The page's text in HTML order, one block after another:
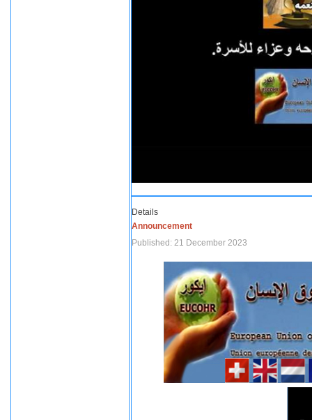
Details
Announcement
Published: 21 December 2023